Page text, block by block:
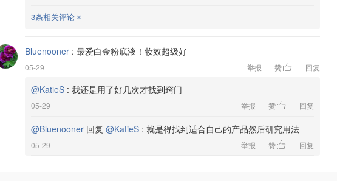
3条相关评论
Bluenooner : 最爱白金粉底液！妆效超级好
05-29 举报 | 赞 | 回复
@KatieS : 我还是用了好几次才找到窍门
05-29 举报 | 赞 | 回复
@Bluenooner 回复 @KatieS : 就是得找到适合自己的产品然后研究用法
05-29 举报 | 赞 | 回复